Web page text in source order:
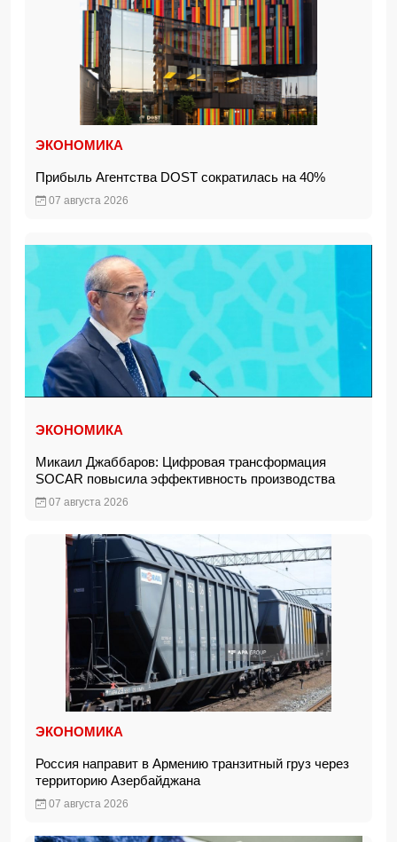
ЭКОНОМИКА
Прибыль Агентства DOST сократилась на 40%
07 августа 2026
ЭКОНОМИКА
Микаил Джаббаров: Цифровая трансформация
SOCAR повысила эффективность производства
07 августа 2026
ЭКОНОМИКА
Россия направит в Армению транзитный груз через
территорию Азербайджана
07 августа 2026